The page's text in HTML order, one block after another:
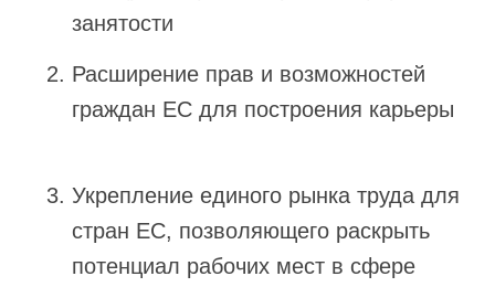
занятости
Расширение прав и возможностей
граждан ЕС для построения карьеры
Укрепление единого рынка труда для
стран ЕС, позволяющего раскрыть
потенциал рабочих мест в сфере